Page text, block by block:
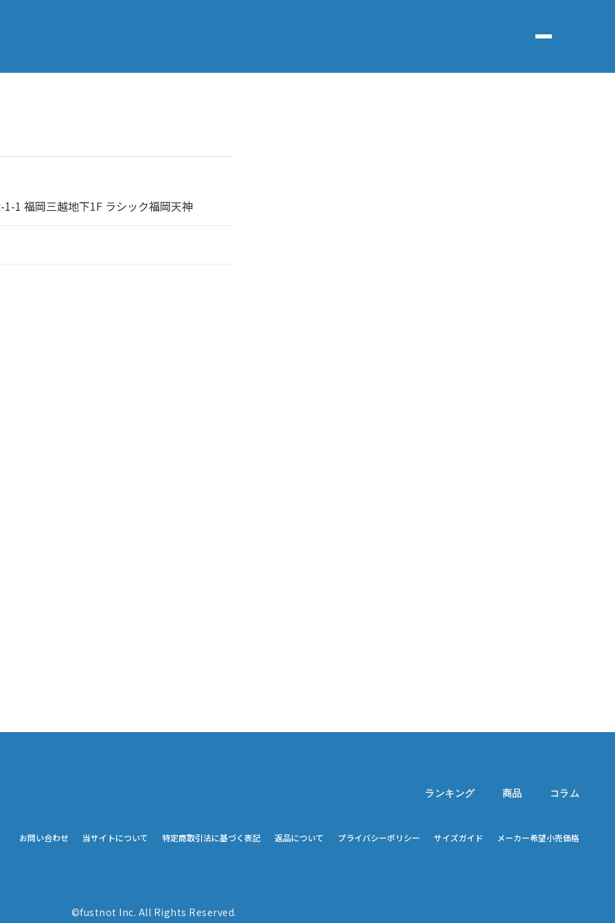
1 福岡三越地下1F ラシック福岡天神
ランキング 商品 コラム
お問い合わせ 当サイトについて 特定商取引法に基づく表記 返品について プライバシーポリシー サイズガイド メーカー希望小売価格
©fustnot Inc. All Rights Reserved.